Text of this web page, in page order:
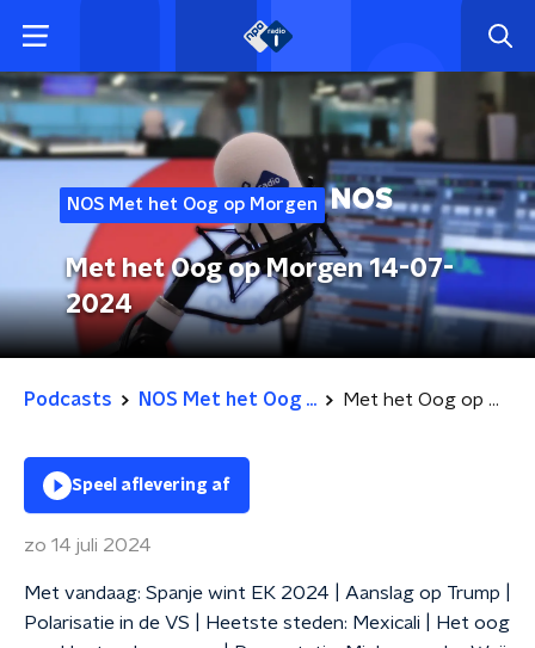
NOS Met het Oog op Morgen
Met het Oog op Morgen 14-07-
2024
Podcasts NOS Met het Oog ... Met het Oog op Morgen 14-07-2024
Speel aflevering af
zo 14 juli 2024
Met vandaag: Spanje wint EK 2024 | Aanslag op Trump |
Polarisatie in de VS | Heetste steden: Mexicali | Het oog